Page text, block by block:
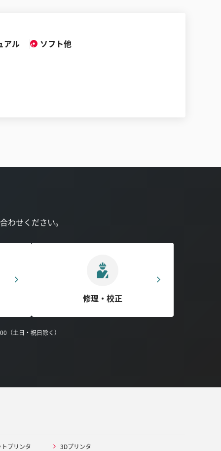
アル
ソフト他
わせください。
修理・校正
（土日・祝日除く）
プリンタ
3Dプリンタ